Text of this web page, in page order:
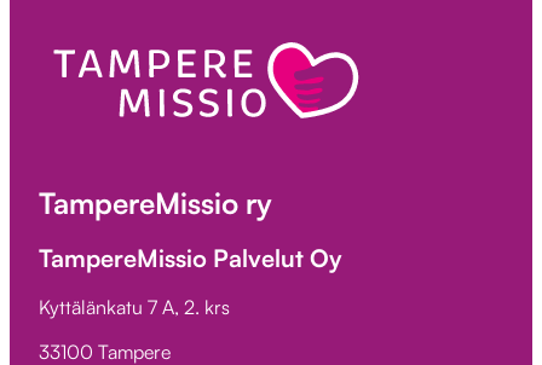
TampereMissio ry
TampereMissio Palvelut Oy
Kyttälänkatu 7 A, 2. krs
33100 Tampere